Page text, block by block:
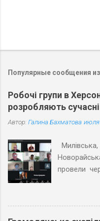
Популярные сообщения
Робочі групи в
розробляють
Автор: Галина Бахматова июля
провели
(ПЦПСД) та
увійшли